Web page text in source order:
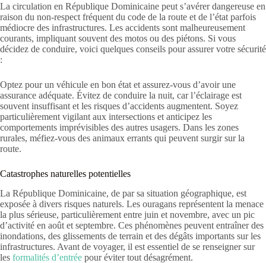
La circulation en République Dominicaine peut s’avérer dangereuse en
raison du non-respect fréquent du code de la route et de l’état parfois
médiocre des infrastructures. Les accidents sont malheureusement
courants, impliquant souvent des motos ou des piétons. Si vous
décidez de conduire, voici quelques conseils pour assurer votre sécurité
:
Optez pour un véhicule en bon état et assurez-vous d’avoir une
assurance adéquate. Évitez de conduire la nuit, car l’éclairage est
souvent insuffisant et les risques d’accidents augmentent. Soyez
particulièrement vigilant aux intersections et anticipez les
comportements imprévisibles des autres usagers. Dans les zones
rurales, méfiez-vous des animaux errants qui peuvent surgir sur la
route.
Catastrophes naturelles potentielles
La République Dominicaine, de par sa situation géographique, est
exposée à divers risques naturels. Les ouragans représentent la menace
la plus sérieuse, particulièrement entre juin et novembre, avec un pic
d’activité en août et septembre. Ces phénomènes peuvent entraîner des
inondations, des glissements de terrain et des dégâts importants sur les
infrastructures. Avant de voyager, il est essentiel de se renseigner sur
les formalités d’entrée pour éviter tout désagrément.